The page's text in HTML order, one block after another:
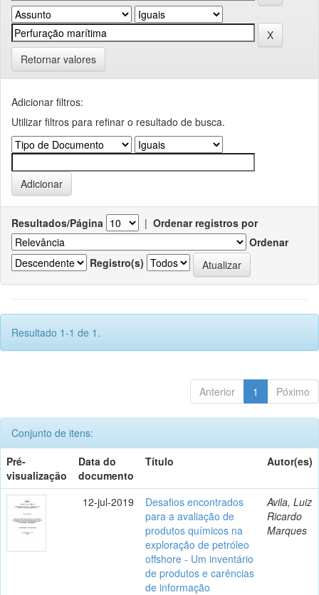
Retornar valores
Adicionar filtros:
Utilizar filtros para refinar o resultado de busca.
Resultados/Página | Ordenar registros por
Ordenar
Registro(s)
Resultado 1-1 de 1.
Anterior 1 Póximo
Conjunto de itens:
Pré-
visualização
Data do
documento
Título Autor(es)
12-jul-2019
Desafios encontrados
para a avaliação de
produtos químicos na
exploração de petróleo
offshore - Um inventário
de produtos e carências
de informação
Avila, Luiz
Ricardo
Marques